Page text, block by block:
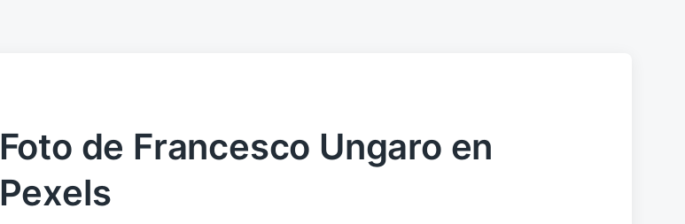
Foto de Francesco Ungaro en
Pexels